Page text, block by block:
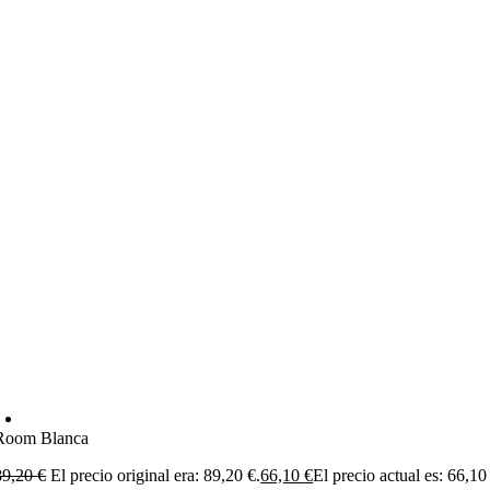
Blanca
€ El precio original era: 89,20 €.66,10€El precio actual es: